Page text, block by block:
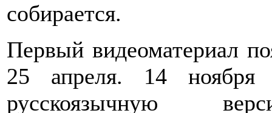
собирается.
Первый видеоматериал
25 апреля. 14 ноября
русскоязычную